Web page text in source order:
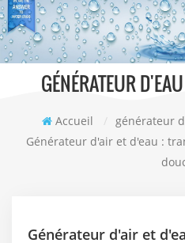
GÉNÉRATEUR
Accueil / générateur
Générateur d'air et d'eau :
Générateur d'air et